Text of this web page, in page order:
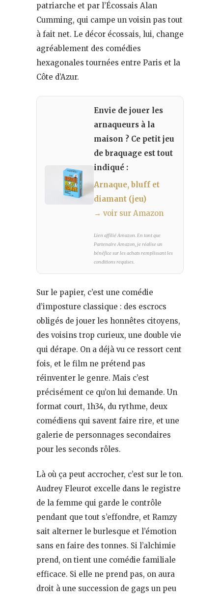
patriarche et par l’Écossais Alan
Cumming, qui campe un voisin pas tout
à fait net. Le décor écossais, lui, change
agréablement des comédies
hexagonales tournées entre Paris et la
Côte d’Azur.
Envie de jouer les
arnaqueurs à la
maison ? Ce petit jeu
de braquage est tout
indiqué :
Arnaque, bluff et
diamant (jeu)
→ voir sur Amazon
Lien affilié Amazon. En tant que
Partenaire Amazon, je réalise un
bénéfice sur les achats remplissant les
conditions requises.
Sur le papier, c’est une comédie
d’imposture classique : des escrocs
obligés de jouer les honnêtes citoyens,
des voisins trop curieux, une double vie
qui dérape. On a déjà vu ce ressort cent
fois, et le film ne prétend pas
réinventer le genre. Mais c’est
précisément ce qu’on lui demande. Un
format court, 1h34, du rythme, deux
comédiens qui savent faire rire, et une
galerie de personnages secondaires
pour les seconds rôles.
Là où ça peut accrocher, c’est sur le ton.
Audrey Fleurot excelle dans le registre
de la femme qui garde le contrôle
pendant que tout s’effondre, et Ramzy
sait alterner le burlesque et l’émotion
sans en faire des tonnes. Si l’alchimie
prend, on tient une comédie familiale
efficace. Si elle ne prend pas, on aura
droit à une succession de gags un peu